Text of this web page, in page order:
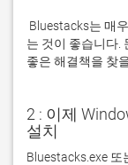
는 것이 좋습니다.
좋은 해결책을 찾
2 : 이제
설치
Bluestacks.exe 또